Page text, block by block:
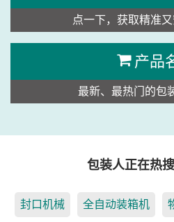
点一下，获取精准
产品
最新、最热门的包
包装人正在热
封口机械 全自动装箱机